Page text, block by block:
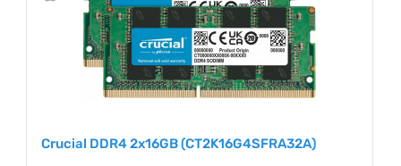
Crucial DDR4 2x16GB (CT2K16G4SFRA32A)